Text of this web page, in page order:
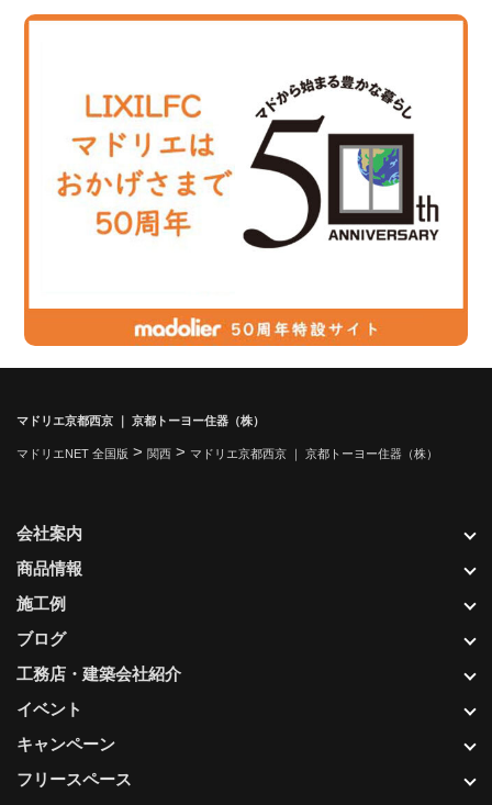
マドリエ京都西京 ｜ 京都トーヨー住器（株）
マドリエNET 全国版 > 関西 > マドリエ京都西京 ｜ 京都トーヨー住器（株）
会社案内
商品情報
施工例
ブログ
工務店・建築会社紹介
イベント
キャンペーン
フリースペース